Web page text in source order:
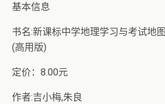
基本信息
书名:新课标中学地理学习与考试地
(高用版)
定价：8.00元
作者:吉小梅,朱良